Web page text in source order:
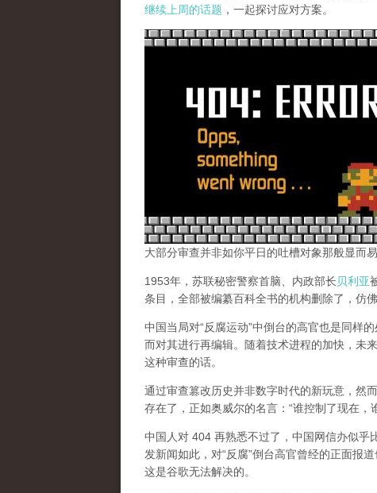
继续上周的话题 ，一起探讨应对方案。
大部分审查并非如你平日的吐槽对象那般显而
1953年，苏联秘密警察首脑、内政部长贝利亚
条目，全部被编纂百科全书的机构删除了，仿
中国当局对“反腐运动”中倒台的高官也是同样
而对其进行再编辑。随着技术进程的加快，未
这种审查的话。
通过审查篡改历史并非数字时代的新玩意，然
存在了，正如奥威尔的名言：“谁控制了现在，
中国人对 404 再熟悉不过了，中国网信办似乎
发新闻如此，对“反腐”倒台高官曾经的正面报
这是谷歌无法解决的。